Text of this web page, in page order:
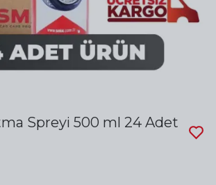
Spreyi 500 ml 24 Adet